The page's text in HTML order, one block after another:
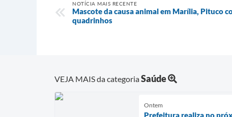
NOTÍCIA MAIS RECENTE
Mascote da causa animal em Marília, Pituco
quadrinhos
VEJA MAIS da categoriaSaúde
Ontem
Prefeitura realiza no